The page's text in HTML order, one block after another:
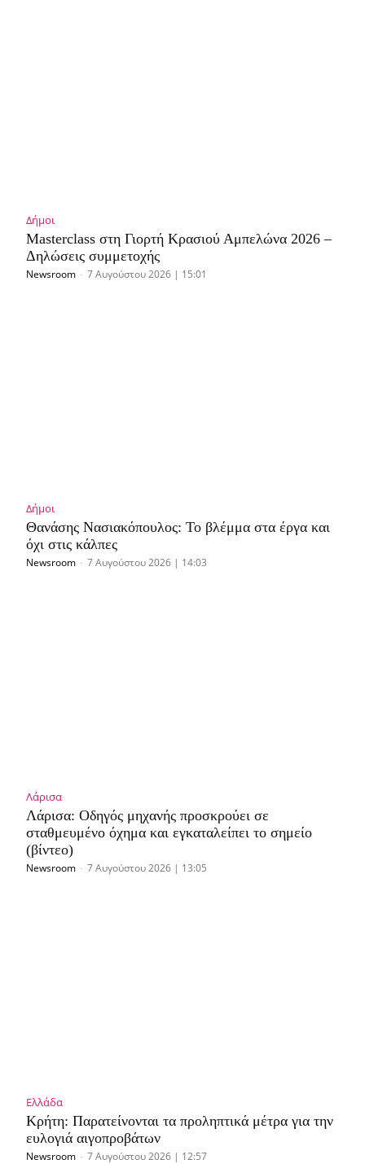
Δήμοι
Masterclass στη Γιορτή Κρασιού Αμπελώνα 2026 –
Δηλώσεις συμμετοχής
Newsroom - 7 Αυγούστου 2026 | 15:01
Δήμοι
Θανάσης Νασιακόπουλος: Το βλέμμα στα έργα και
όχι στις κάλπες
Newsroom - 7 Αυγούστου 2026 | 14:03
Λάρισα
Λάρισα: Οδηγός μηχανής προσκρούει σε
σταθμευμένο όχημα και εγκαταλείπει το σημείο
(βίντεο)
Newsroom - 7 Αυγούστου 2026 | 13:05
Ελλάδα
Κρήτη: Παρατείνονται τα προληπτικά μέτρα για την
ευλογιά αιγοπροβάτων
Newsroom - 7 Αυγούστου 2026 | 12:57